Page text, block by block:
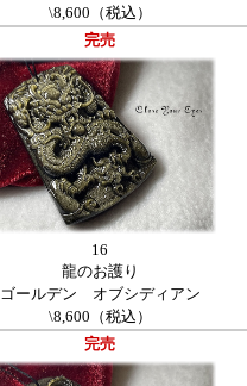
\8,600（税込）
完売
16
龍のお護り
ゴールデン オブシディアン
\8,600（税込）
完売